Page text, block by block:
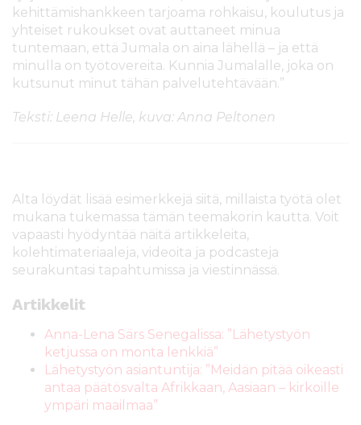
kehittämishankkeen tarjoama rohkaisu, koulutus ja
yhteiset rukoukset ovat auttaneet minua
tuntemaan, että Jumala on aina lähellä – ja että
minulla on työtovereita. Kunnia Jumalalle, joka on
kutsunut minut tähän palvelutehtävään.”
Teksti: Leena Helle, kuva: Anna Peltonen
Alta löydät lisää esimerkkejä siitä, millaista työtä olet
mukana tukemassa tämän teemakorin kautta. Voit
vapaasti hyödyntää näitä artikkeleita,
kolehtimateriaaleja, videoita ja podcasteja
seurakuntasi tapahtumissa ja viestinnässä.
Artikkelit
Anna-Lena Särs Senegalissa: ”Lähetystyön
ketjussa on monta lenkkiä”
Lähetystyön asiantuntija: ”Meidän pitää oikeasti
antaa päätösvalta Afrikkaan, Aasiaan – kirkoille
ympäri maailmaa”